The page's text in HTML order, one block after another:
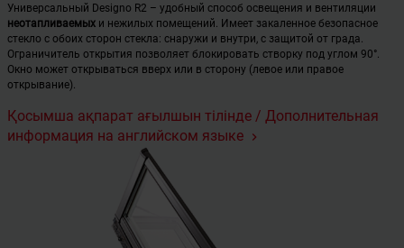
Универсальный Designo R2 – удобный способ освещения и вентиляции
неотапливаемых и нежилых помещений. Имеет закаленное безопасное
стекло с обоих сторон стекла: снаружи и внутри, с защитой от града.
Ограничитель открытия позволяет блокировать створку под углом 90°.
Окно может открываться вверх или в сторону (левое или правое
открывание).
Қосымша ақпарат ағылшын тілінде / Дополнительная
информация на английском языке
keyboard_arrow_right